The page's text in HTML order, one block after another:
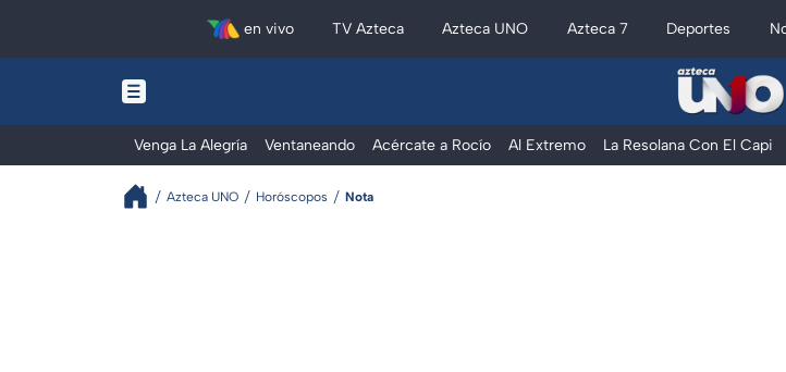
en vivo TV Azteca Azteca UNO Azteca 7 Deportes
Venga La Alegría Ventaneando Acércate a Rocío Al Extremo La Resolana Con El Capi
Azteca UNO Horóscopos Nota